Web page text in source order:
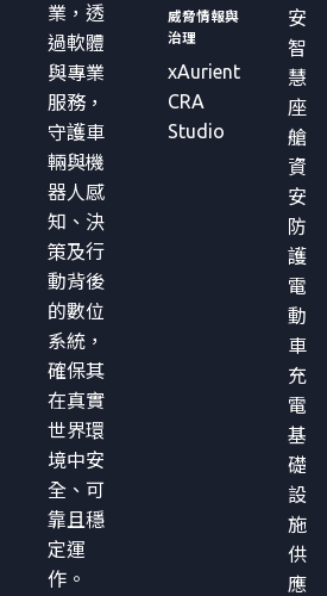
業，透
過軟體
與專業
服務，
守護車
輛與機
器人感
知、決
策及行
動背後
的數位
系統，
確保其
在真實
世界環
境中安
全、可
靠且穩
定運
作。
威脅情報與
治理
xAurient
CRA
Studio
安
智
慧
座
艙
資
安
防
護
電
動
車
充
電
基
礎
設
施
供
應